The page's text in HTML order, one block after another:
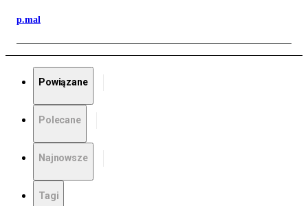
p.mal
Powiązane
Polecane
Najnowsze
Tagi